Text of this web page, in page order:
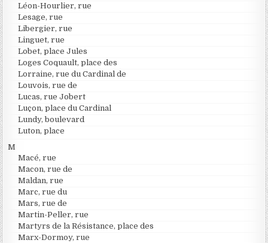
Léon-Hourlier, rue
Lesage, rue
Libergier, rue
Linguet, rue
Lobet, place Jules
Loges Coquault, place des
Lorraine, rue du Cardinal de
Louvois, rue de
Lucas, rue Jobert
Luçon, place du Cardinal
Lundy, boulevard
Luton, place
M
Macé, rue
Macon, rue de
Maldan, rue
Marc, rue du
Mars, rue de
Martin-Peller, rue
Martyrs de la Résistance, place des
Marx-Dormoy, rue